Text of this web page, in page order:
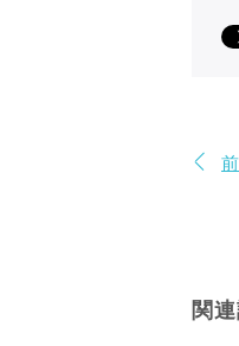
関